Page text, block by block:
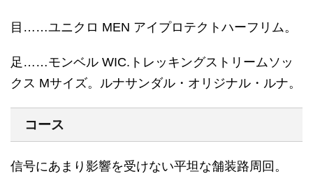
目……ユニクロ MEN アイプロテクトハーフリム。
足……モンベル WIC.トレッキングストリームソッ
クス Mサイズ。ルナサンダル・オリジナル・ルナ。
コース
信号にあまり影響を受けない平坦な舗装路周回。